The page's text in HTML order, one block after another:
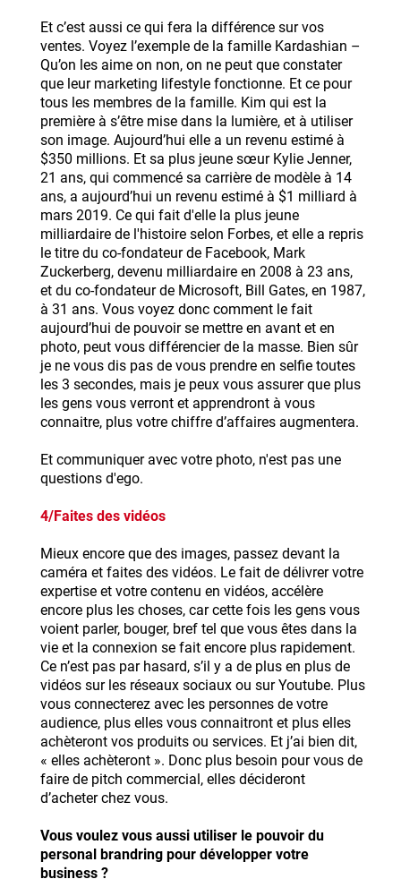
Et c’est aussi ce qui fera la différence sur vos
ventes. Voyez l’exemple de la famille Kardashian –
Qu’on les aime on non, on ne peut que constater
que leur marketing lifestyle fonctionne. Et ce pour
tous les membres de la famille. Kim qui est la
première à s’être mise dans la lumière, et à utiliser
son image. Aujourd’hui elle a un revenu estimé à
$350 millions. Et sa plus jeune sœur Kylie Jenner,
21 ans, qui commencé sa carrière de modèle à 14
ans, a aujourd’hui un revenu estimé à $1 milliard à
mars 2019. Ce qui fait d'elle la plus jeune
milliardaire de l'histoire selon Forbes, et elle a repris
le titre du co-fondateur de Facebook, Mark
Zuckerberg, devenu milliardaire en 2008 à 23 ans,
et du co-fondateur de Microsoft, Bill Gates, en 1987,
à 31 ans. Vous voyez donc comment le fait
aujourd’hui de pouvoir se mettre en avant et en
photo, peut vous différencier de la masse. Bien sûr
je ne vous dis pas de vous prendre en selfie toutes
les 3 secondes, mais je peux vous assurer que plus
les gens vous verront et apprendront à vous
connaitre, plus votre chiffre d’affaires augmentera.
Et communiquer avec votre photo, n'est pas une
questions d'ego.
4/Faites des vidéos
Mieux encore que des images, passez devant la
caméra et faites des vidéos. Le fait de délivrer votre
expertise et votre contenu en vidéos, accélère
encore plus les choses, car cette fois les gens vous
voient parler, bouger, bref tel que vous êtes dans la
vie et la connexion se fait encore plus rapidement.
Ce n’est pas par hasard, s’il y a de plus en plus de
vidéos sur les réseaux sociaux ou sur Youtube. Plus
vous connecterez avec les personnes de votre
audience, plus elles vous connaitront et plus elles
achèteront vos produits ou services. Et j’ai bien dit,
« elles achèteront ». Donc plus besoin pour vous de
faire de pitch commercial, elles décideront
d’acheter chez vous.
Vous voulez vous aussi utiliser le pouvoir du
personal brandring pour développer votre
business ?